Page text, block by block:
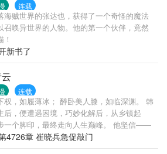
连载
海贼世界的张达也，获得了一个奇怪的魔法
召唤异世界的人物。他的第一个伙伴，竟然
新书了
连载
权，如履薄冰； 醉卧美人膝，如临深渊。 韩
后，便遭遇困境，巧妙化解后，从乡镇起
一个脚印，最终走向人生巅峰。 他坚信——
放权，铺路不忘后路，争斗不忘坚守，方能
！
4726章 崔晓兵急促敲门